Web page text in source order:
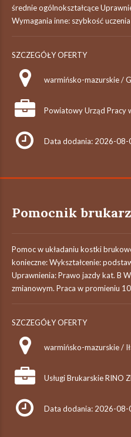
średnie ogólnokształcące
Wymagania inne: szybkość
SZCZEGÓŁY OFERTY
warmińsko-mazurskie /
Powiatowy Urząd Pracy
Data dodania: 2026-08-
Pomocnik
Pomoc w układaniu kostki
konieczne: Wykształcenie:
Uprawnienia: Prawo jazdy kat. B
zmianowym. Praca w promieniu
SZCZEGÓŁY OFERTY
warmińsko-mazurskie /
Usługi Brukarskie RINO
Data dodania: 2026-08-